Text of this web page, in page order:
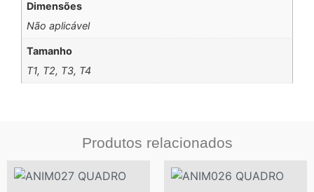
Dimensões
Não aplicável
Tamanho
T1, T2, T3, T4
Produtos relacionados